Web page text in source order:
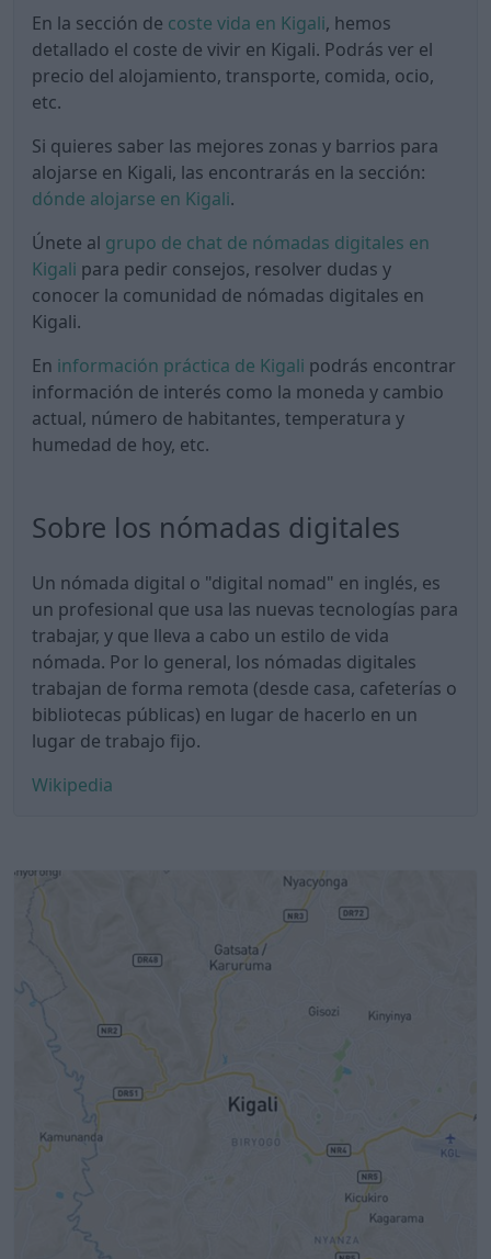
En la sección de coste vida en Kigali, hemos
detallado el coste de vivir en Kigali. Podrás ver el
precio del alojamiento, transporte, comida, ocio,
etc.
Si quieres saber las mejores zonas y barrios para
alojarse en Kigali, las encontrarás en la sección:
dónde alojarse en Kigali.
Únete al grupo de chat de nómadas digitales en
Kigali para pedir consejos, resolver dudas y
conocer la comunidad de nómadas digitales en
Kigali.
En información práctica de Kigali podrás encontrar
información de interés como la moneda y cambio
actual, número de habitantes, temperatura y
humedad de hoy, etc.
Sobre los nómadas digitales
Un nómada digital o "digital nomad" en inglés, es
un profesional que usa las nuevas tecnologías para
trabajar, y que lleva a cabo un estilo de vida
nómada. Por lo general, los nómadas digitales
trabajan de forma remota (desde casa, cafeterías o
bibliotecas públicas) en lugar de hacerlo en un
lugar de trabajo fijo.
Wikipedia